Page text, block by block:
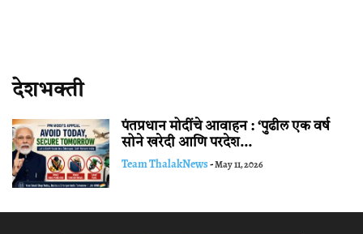
देशभक्ती
पंतप्रधान मोदींचे आवाहन : ‘पुढील एक वर्ष
सोने खरेदी आणि परदेश...
Team ThalakNews-May 11, 2026